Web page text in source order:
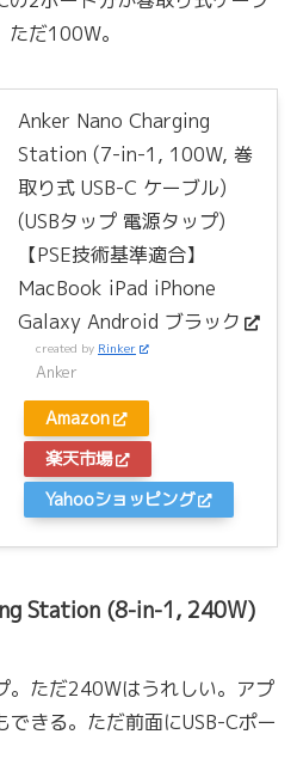
だ100W。
Anker Nano Charging
Station (7-in-1, 100W, 巻
取り式 USB-C ケーブル)
(USBタップ 電源タップ)
【PSE技術基準適合】
MacBook iPad iPhone
Galaxy Android ブラック
created by Rinker
Anker
Amazon
楽天市場
Yahooショッピング
Station (8-in-1, 240W)
。ただ240Wはうれしい。アプ
できる。ただ前面にUSB-Cポー